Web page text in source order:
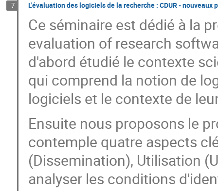
7 L'évaluation des logiciels de la recherche : CDUR - nouveaux
Ce séminaire est dédié à la
evaluation of research
d'abord étudié le contexte
qui comprend la notion de
logiciels et le contexte de
Ensuite nous proposons le
contemple quatre aspects
(Dissemination), Utilisation
analyser les conditions